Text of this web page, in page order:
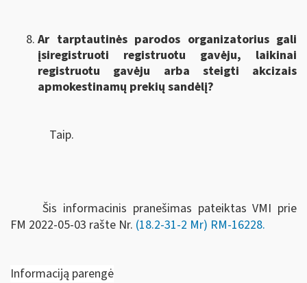
Ar tarptautinės parodos organizatorius gali
įsiregistruoti registruotu gavėju, laikinai
registruotu gavėju arba steigti akcizais
apmokestinamų prekių sandėlį?
Taip.
Šis informacinis pranešimas pateiktas VMI prie
FM 2022-05-03 rašte Nr. (18.2-31-2 Mr) RM-16228.
Informaciją parengė